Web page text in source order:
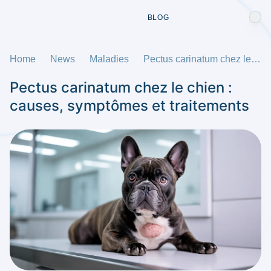
BLOG
Home News Maladies Pectus carinatum chez le chien : causes, symptômes et traitements
Pectus carinatum chez le chien :
causes, symptômes et traitements